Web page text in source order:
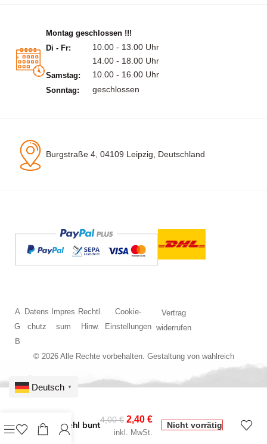
Montag geschlossen !!!
Di - Fr:
10.00 - 13.00 Uhr
14.00 - 18.00 Uhr
Samstag: 10.00 - 16.00 Uhr
Sonntag: geschlossen
Burgstraße 4, 04109 Leipzig, Deutschland
© 2026 Alle Rechte vorbehalten. Gestaltung von wahlreich
A
G
B
Datens
chutz
Impres
sum
Rechtl.
Hinw.
Cookie-
Einstellungen
Vertrag
widerrufen
Streumehl bunt4,00€ 2,40 €
inkl. MwSt.
Nicht vorrätig
Deutsch ▼